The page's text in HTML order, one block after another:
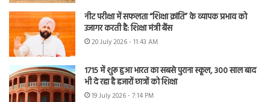
नीट परीक्षा में सफलता “शिक्षा क्रांति” के व्यापक प्रभाव को
उजागर करती है: शिक्षा मंत्री बैंस
20 July 2026 - 11:43 AM
1715 में शुरू हुआ भारत का सबसे पुराना स्कूल, 300 साल बाद
भी दे रहा है हजारों छात्रों को शिक्षा
19 July 2026 - 7:14 PM